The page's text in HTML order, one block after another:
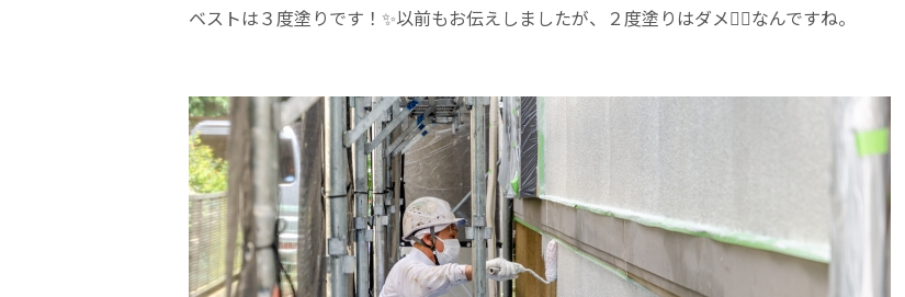
ベストは３度塗りです！✨以前もお伝えしましたが、２度塗りはダメ🙅‍♀️なんですね。